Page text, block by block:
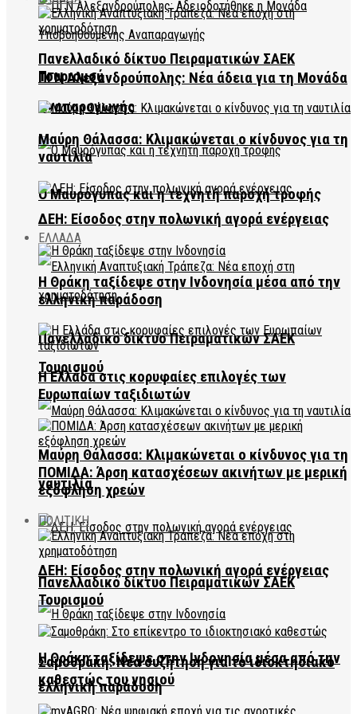
ΠΓΝ Αλεξανδρούπολης: Νέα άδεια για τη Μονάδα
Αναπαραγωγής
Ο Μαυρόγυπας και η τεχνητή παροχή τροφής
ΕΛΛΑΔΑ
Πανελλαδικό δίκτυο Πειραματικών ΣΑΕΚ
Τουρισμού
Μαύρη Θάλασσα: Κλιμακώνεται ο κίνδυνος για τη
ναυτιλία
ΔΕΗ: Είσοδος στην πολωνική αγορά ενέργειας
Η Θράκη ταξίδεψε στην Ινδονησία μέσα από την
ελληνική παράδοση
Πανελλαδικό δίκτυο Πειραματικών ΣΑΕΚ
Τουρισμού
Μαύρη Θάλασσα: Κλιμακώνεται ο κίνδυνος για τη
ναυτιλία
ΔΕΗ: Είσοδος στην πολωνική αγορά ενέργειας
Η Θράκη ταξίδεψε στην Ινδονησία μέσα από την
ελληνική παράδοση
Η Ελλάδα στις κορυφαίες επιλογές των
Ευρωπαίων ταξιδιωτών
ΠΟΜΙΔΑ: Άρση κατασχέσεων ακινήτων με μερική
εξόφληση χρεών
ΠΟΛΙΤΙΚΗ
Πανελλαδικό δίκτυο Πειραματικών ΣΑΕΚ
Τουρισμού
Σαμοθράκη: Νέα συζήτηση για το ιδιοκτησιακό
καθεστώς του νησιού